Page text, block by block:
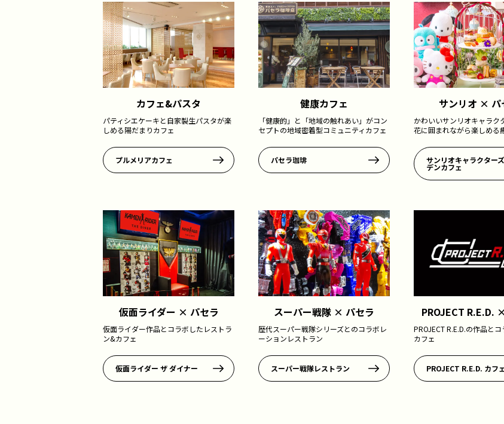
カフェ&パスタ
パティシエケーキと自家製生パスタが楽
しめる陽だまりカフェ
プルメリアカフェ
健康カフェ
「健康的」と「地域の触れあい」がコン
セプトの地域密着型コミュニティカフェ
パセラ珈琲
サンリオ × パ
かわいいサンリオキャラク
花に囲まれながら楽しめる
サンリオキャラクター
デンカフェ
仮面ライダー × パセラ
仮面ライダー作品とコラボしたレストラ
ン&カフェ
仮面ライダー ザ ダイナー
スーパー戦隊 × パセラ
歴代スーパー戦隊シリーズとのコラボレ
ーションレストラン
スーパー戦隊レストラン
PROJECT R.E.D.
PROJECT R.E.D.の作品と
カフェ
PROJECT R.E.D. カフェ